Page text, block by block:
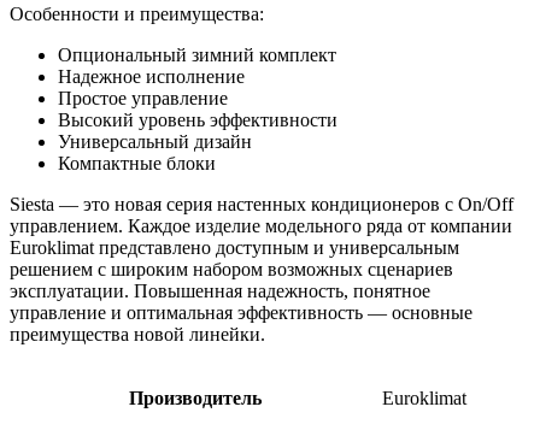
Особенности и преимущества:
Опциональный зимний комплект
Надежное исполнение
Простое управление
Высокий уровень эффективности
Универсальный дизайн
Компактные блоки
Siesta — это новая серия настенных кондиционеров с On/Off
управлением. Каждое изделие модельного ряда от компании
Euroklimat представлено доступным и универсальным
решением с широким набором возможных сценариев
эксплуатации. Повышенная надежность, понятное
управление и оптимальная эффективность — основные
преимущества новой линейки.
Производитель Euroklimat